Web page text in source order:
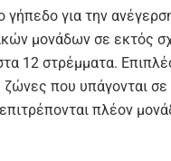
γήπεδο για την
μονάδων σε εκτός
12 στρέμματα.
ζώνες που υπάγονται σε
πλέον